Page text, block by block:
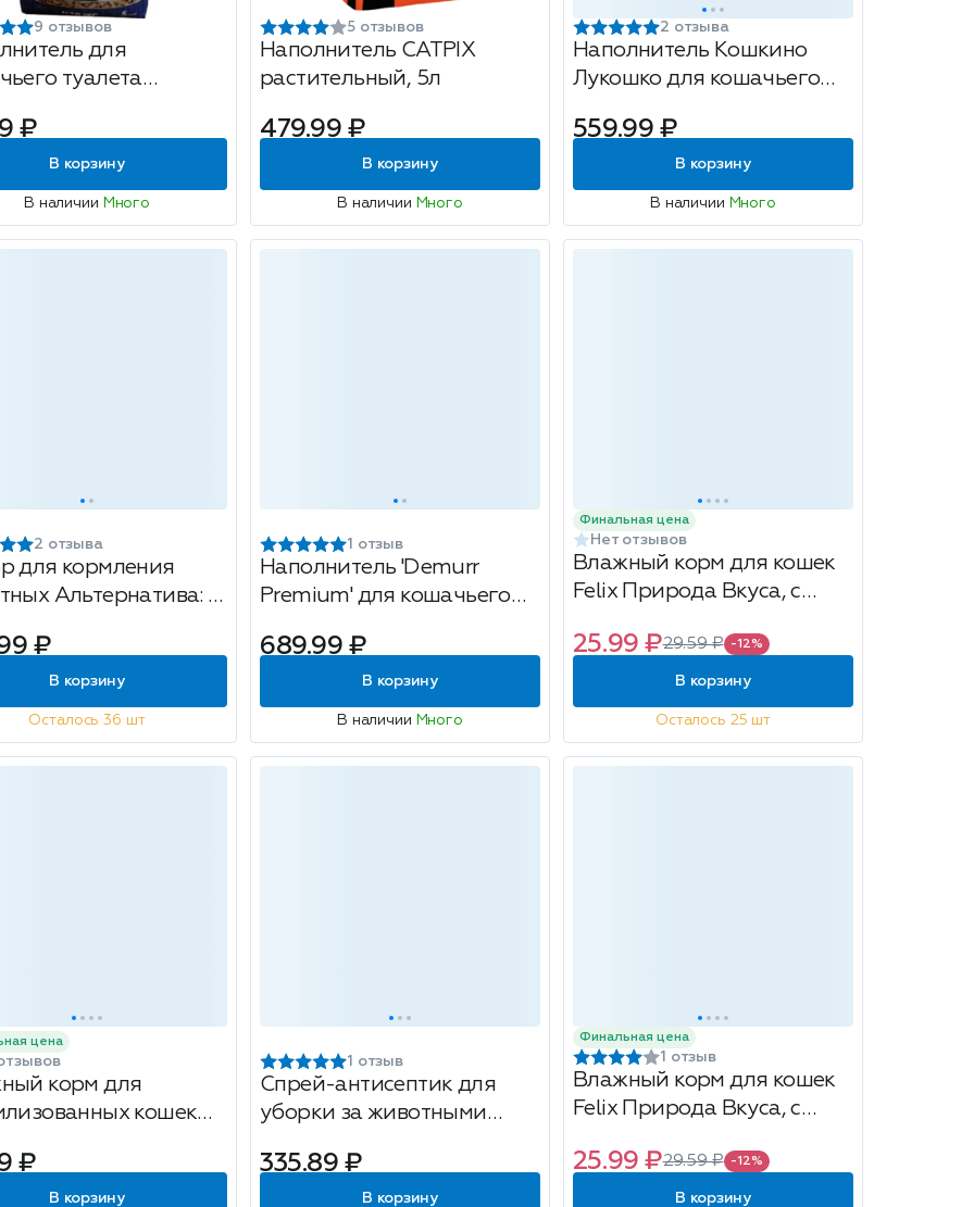
9 отзывов
для
туалета
₽
В корзину
В наличии Много
5 отзывов
Наполнитель CATPIX
растительный, 5л
479.99 ₽
В корзину
В наличии Много
2 отзыва
Наполнитель Кошкино
Лукошко для кошачьего
559.99 ₽
В корзину
В наличии Много
2 отзыва
для кормления
Альтернатива: 2
300мл, белый
₽
В корзину
Осталось 36 шт
1 отзыв
Наполнитель 'Demurr
Premium' для кошачьего
цветными гранулами 4 л
689.99 ₽
В корзину
В наличии Много
Финальная цена
Нет отзывов
Влажный корм для кошек
Felix Природа Вкуса, с
25.99 ₽29.59 ₽ -12%
В корзину
Осталось 25 шт
цена
корм для
кошек
фасолью, 75г
₽
В корзину
1 отзыв
Спрей-антисептик для
уборки за животными
запахов, 500 мл
335.89 ₽
В корзину
Финальная цена
1 отзыв
Влажный корм для кошек
Felix Природа Вкуса, с
25.99 ₽29.59 ₽ -12%
В корзину